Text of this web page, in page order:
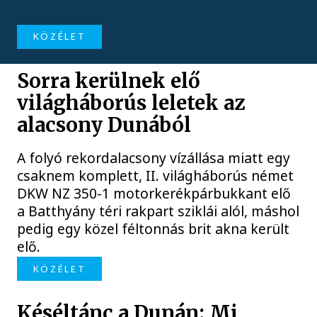
KÖZÉLET
Sorra kerülnek elő
világháborús leletek az
alacsony Dunából
A folyó rekordalacsony vízállása miatt egy
csaknem komplett, II. világháborús német
DKW NZ 350-1 motorkerékpárbukkant elő
a Batthyány téri rakpart sziklái alól, máshol
pedig egy közel féltonnás brit akna került
elő.
KÖZÉLET